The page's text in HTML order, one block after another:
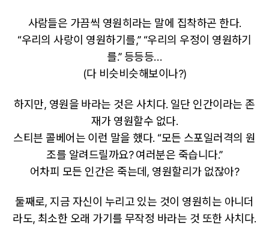
사람들은 가끔씩 영원히라는 말에 집착하곤 한다.
“우리의 사랑이 영원하기를,” “우리의 우정이 영원하기
를.” 등등등…
(다 비슷비슷해보이나?)
하지만, 영원을 바라는 것은 사치다. 일단 인간이라는 존
재가 영원할수 없다.
스티븐 콜베어는 이런 말을 했다. “모든 스포일러격의 원
조를 알려드릴까요? 여러분은 죽습니다.”
어차피 모든 인간은 죽는데, 영원할리가 없잖아?
둘째로, 지금 자신이 누리고 있는 것이 영원히는 아니더
라도, 최소한 오래 가기를 무작정 바라는 것 또한 사치다.